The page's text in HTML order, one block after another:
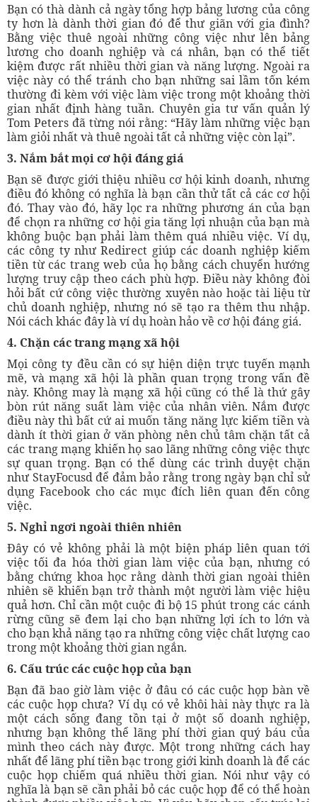
Bạn có thà dành cả ngày tổng hợp bảng lương của công
ty hơn là dành thời gian đó để thư giãn với gia đình?
Bằng việc thuê ngoài những công việc như lên bảng
lương cho doanh nghiệp và cá nhân, bạn có thể tiết
kiệm được rất nhiều thời gian và năng lượng. Ngoài ra
việc này có thể tránh cho bạn những sai lầm tốn kém
thường đi kèm với việc làm việc trong một khoảng thời
gian nhất định hàng tuần. Chuyên gia tư vấn quản lý
Tom Peters đã từng nói rằng: “Hãy làm những việc bạn
làm giỏi nhất và thuê ngoài tất cả những việc còn lại”.
3. Nắm bắt mọi cơ hội đáng giá
Bạn sẽ được giới thiệu nhiều cơ hội kinh doanh, nhưng
điều đó không có nghĩa là bạn cần thử tất cả các cơ hội
đó. Thay vào đó, hãy lọc ra những phương án của bạn
để chọn ra những cơ hội gia tăng lợi nhuận của bạn mà
không buộc bạn phải làm thêm quá nhiều việc. Ví dụ,
các công ty như Redirect giúp các doanh nghiệp kiếm
tiền từ các trang web của họ bằng cách chuyển hướng
lượng truy cập theo cách phù hợp. Điều này không đòi
hỏi bất cứ công việc thường xuyên nào hoặc tài liệu từ
chủ doanh nghiệp, nhưng nó sẽ tạo ra thêm thu nhập.
Nói cách khác đây là ví dụ hoàn hảo về cơ hội đáng giá.
4. Chặn các trang mạng xã hội
Mọi công ty đều cần có sự hiện diện trực tuyến mạnh
mẽ, và mạng xã hội là phần quan trọng trong vấn đề
này. Không may là mạng xã hội cũng có thể là thứ gây
bòn rút năng suất làm việc của nhân viên. Nắm được
điều này thì bất cứ ai muốn tăng năng lực kiếm tiền và
dành ít thời gian ở văn phòng nên chủ tâm chặn tất cả
các trang mạng khiến họ sao lãng những công việc thực
sự quan trọng. Bạn có thể dùng các trình duyệt chặn
như StayFocusd để đảm bảo rằng trong ngày bạn chỉ sử
dụng Facebook cho các mục đích liên quan đến công
việc.
5. Nghỉ ngơi ngoài thiên nhiên
Đây có vẻ không phải là một biện pháp liên quan tới
việc tối đa hóa thời gian làm việc của bạn, nhưng có
bằng chứng khoa học rằng dành thời gian ngoài thiên
nhiên sẽ khiến bạn trở thành một người làm việc hiệu
quả hơn. Chỉ cần một cuộc đi bộ 15 phút trong các cánh
rừng cũng sẽ đem lại cho bạn những lợi ích to lớn và
cho bạn khả năng tạo ra những công việc chất lượng cao
trong một khoảng thời gian ngắn.
6. Cấu trúc các cuộc họp của bạn
Bạn đã bao giờ làm việc ở đâu có các cuộc họp bàn về
các cuộc họp chưa? Ví dụ có vẻ khôi hài này thực ra là
một cách sống đang tồn tại ở một số doanh nghiệp,
nhưng bạn không thể lãng phí thời gian quý báu của
mình theo cách này được. Một trong những cách hay
nhất để lãng phí tiền bạc trong giới kinh doanh là để các
cuộc họp chiếm quá nhiều thời gian. Nói như vậy có
nghĩa là bạn sẽ cần phải bỏ các cuộc họp để có thể hoàn